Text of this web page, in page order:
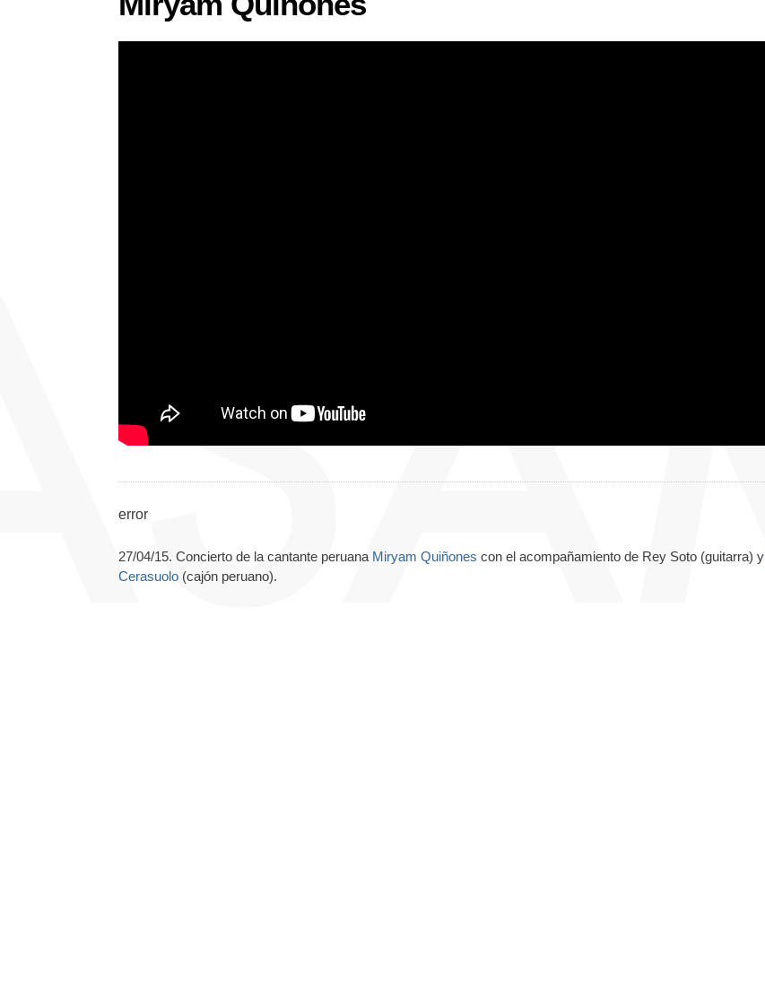
error
27/04/15. Concierto de la cantante peruana Miryam Quiñones con el acompañamiento de Rey Soto (guitarra) y
Cerasuolo (cajón peruano).